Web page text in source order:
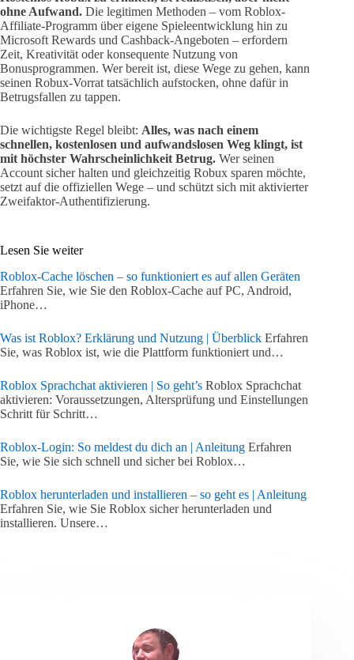
ohne Aufwand. Die legitimen Methoden – vom Roblox-
Affiliate-Programm über eigene Spieleentwicklung hin zu
Microsoft Rewards und Cashback-Angeboten – erfordern
Zeit, Kreativität oder konsequente Nutzung von
Bonusprogrammen. Wer bereit ist, diese Wege zu gehen, kann
seinen Robux-Vorrat tatsächlich aufstocken, ohne dafür in
Betrugsfallen zu tappen.
Die wichtigste Regel bleibt: Alles, was nach einem
schnellen, kostenlosen und aufwandslosen Weg klingt, ist
mit höchster Wahrscheinlichkeit Betrug. Wer seinen
Account sicher halten und gleichzeitig Robux sparen möchte,
setzt auf die offiziellen Wege – und schützt sich mit aktivierter
Zweifaktor-Authentifizierung.
Lesen Sie weiter
Roblox-Cache löschen – so funktioniert es auf allen Geräten
Erfahren Sie, wie Sie den Roblox-Cache auf PC, Android,
iPhone…
Was ist Roblox? Erklärung und Nutzung | Überblick Erfahren
Sie, was Roblox ist, wie die Plattform funktioniert und…
Roblox Sprachchat aktivieren | So geht’s Roblox Sprachchat
aktivieren: Voraussetzungen, Altersprüfung und Einstellungen
Schritt für Schritt…
Roblox-Login: So meldest du dich an | Anleitung Erfahren
Sie, wie Sie sich schnell und sicher bei Roblox…
Roblox herunterladen und installieren – so geht es | Anleitung
Erfahren Sie, wie Sie Roblox sicher herunterladen und
installieren. Unsere…